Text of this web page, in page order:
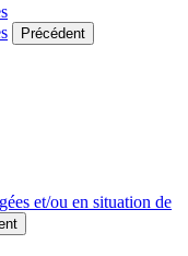
Précédent
et/ou en situation de